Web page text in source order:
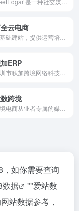
云电商
ERP
跨境
如你需要查询
数据 ""爱站数
站数据参考，